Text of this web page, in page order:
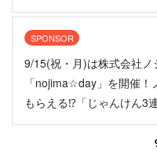
SPONSOR
9/15(祝・月)は株式会社
「nojima☆day」を開催
もらえる⁉「じゃんけん3